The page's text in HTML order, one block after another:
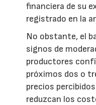
financiera de su
registrado en la
No obstante, el
signos de
productores
próximos dos o
precios
reduzcan los